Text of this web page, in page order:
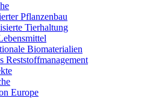
Pflanzenbau
Tierhaltung
Biomaterialien
Reststoffmanagement
Europe